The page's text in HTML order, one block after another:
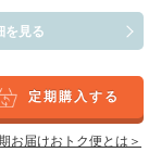
を見る
定期購入する
お届けおトク便とは＞